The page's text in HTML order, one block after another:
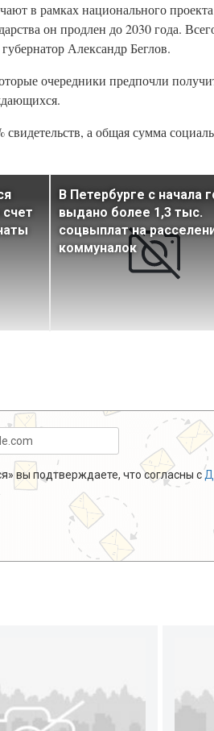
в рамках национального
он продлен до 2030 года.
Александр Беглов.
очередники предпочли
а общая сумма
В Петербурге с начала
выдано более 1,3 тыс.
соцвыплат на
коммуналок
вы подтверждаете, что согласны с